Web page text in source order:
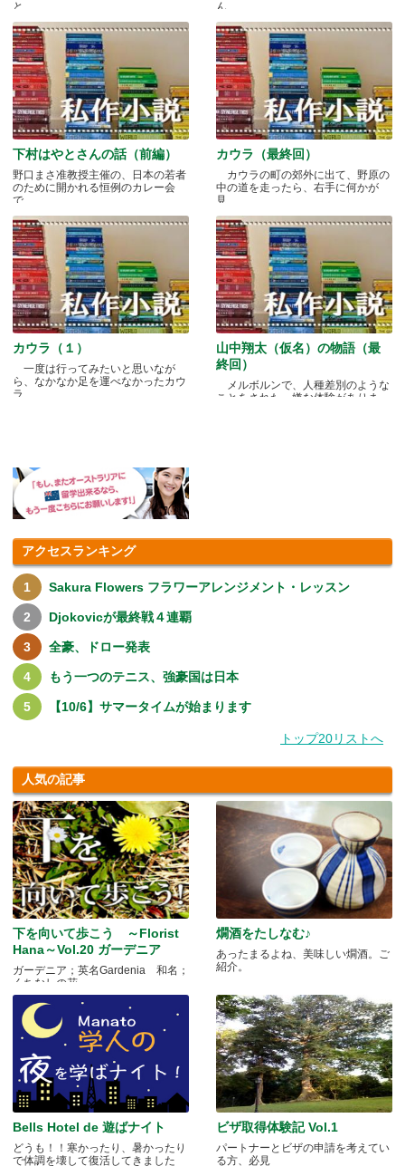
と.....
ん.....
下村はやとさんの話（前編）
野口まさ准教授主催の、日本の若者
のために開かれる恒例のカレー会
で.....
カウラ（最終回）
カウラの町の郊外に出て、野原の
中の道を走ったら、右手に何かが
見.....
カウラ（１）
一度は行ってみたいと思いなが
ら、なかなか足を運べなかったカウ
ラ.....
山中翔太（仮名）の物語（最
終回）
メルボルンで、人種差別のような
ことをされた、嫌な体験がありま
アクセスランキング
Sakura Flowers フラワーアレンジメント・レッスン
Djokovicが最終戦４連覇
全豪、ドロー発表
もう一つのテニス、強豪国は日本
【10/6】サマータイムが始まります
トップ20リストへ
人気の記事
下を向いて歩こう ～Florist
Hana～Vol.20 ガーデニア
ガーデニア；英名Gardenia 和名；
くちなしの花 .....
燗酒をたしなむ♪
あったまるよね、美味しい燗酒。ご
紹介。
Bells Hotel de 遊ばナイト
どうも！！寒かったり、暑かったり
で体調を壊して復活してきました
ビザ取得体験記 Vol.1
パートナーとビザの申請を考えてい
る方、必見